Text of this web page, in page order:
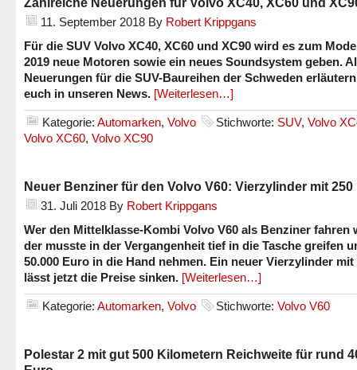
11. September 2018 By Robert Krippgans
Für die SUV Volvo XC40, XC60 und XC90 wird es zum
2019 neue Motoren sowie ein neues Soundsystem geben.
Neuerungen für die SUV-Baureihen der Schweden
euch in unseren News. [Weiterlesen…]
Kategorie: Automarken, Volvo Stichworte: SUV, Volvo
Volvo XC60, Volvo XC90
Neuer Benziner für den Volvo V60: Vierzylinder mit 250
31. Juli 2018 By Robert Krippgans
Wer den Mittelklasse-Kombi Volvo V60 als Benziner fahren
der musste in der Vergangenheit tief in die Tasche greifen
50.000 Euro in die Hand nehmen. Ein neuer Vierzylinder mit
lässt jetzt die Preise sinken. [Weiterlesen…]
Kategorie: Automarken, Volvo Stichworte: Volvo V60
Polestar 2 mit gut 500 Kilometern Reichweite für rund